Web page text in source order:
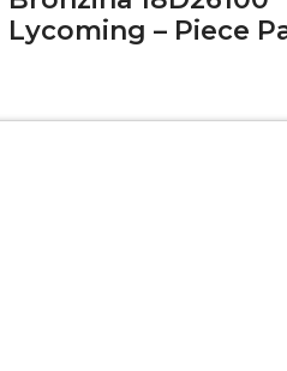
Lycoming – Piece